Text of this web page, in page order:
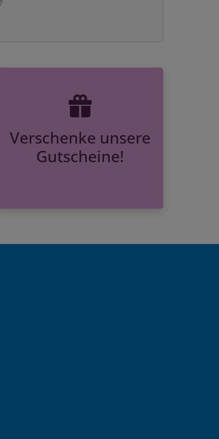
Verschenke unsere
Gutscheine!